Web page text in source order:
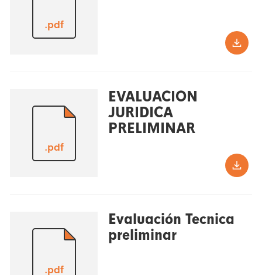
.pdf
.pdf
EVALUACION
JURIDICA
PRELIMINAR
.pdf
Evaluación Tecnica
preliminar